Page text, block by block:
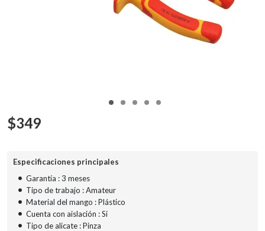
$349
Especificaciones principales
• Garantía : 3 meses
• Tipo de trabajo : Amateur
• Material del mango : Plástico
• Cuenta con aislación : Si
• Tipo de alicate : Pinza